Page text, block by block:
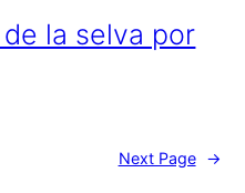
la selva por
Next Page →